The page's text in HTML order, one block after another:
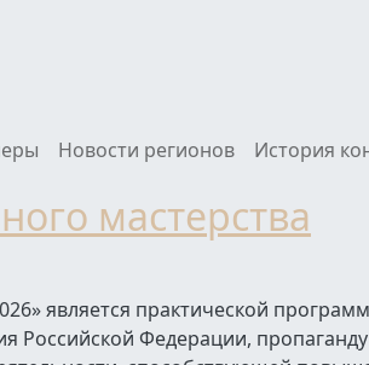
Новости регионов История
мастерства
является практической
Российской Федерации, пропаганду